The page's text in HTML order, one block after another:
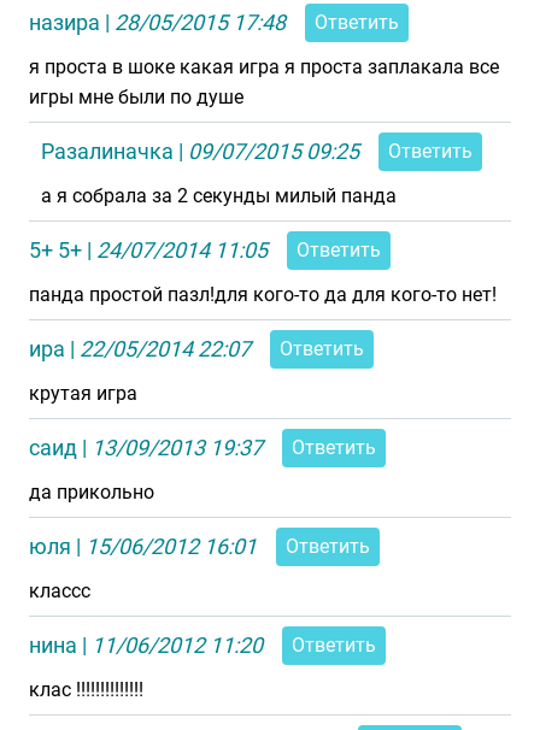
назира | 28/05/2015 17:48
Ответить
я проста в шоке какая игра я проста заплакала все
игры мне были по душе
Разалиначка | 09/07/2015 09:25
Ответить
а я собрала за 2 секунды милый панда
5+ 5+ | 24/07/2014 11:05
Ответить
панда простой пазл!для кого-то да для кого-то нет!
ира | 22/05/2014 22:07
Ответить
крутая игра
саид | 13/09/2013 19:37
Ответить
да прикольно
юля | 15/06/2012 16:01
Ответить
классс
нина | 11/06/2012 11:20
Ответить
клас !!!!!!!!!!!!!!